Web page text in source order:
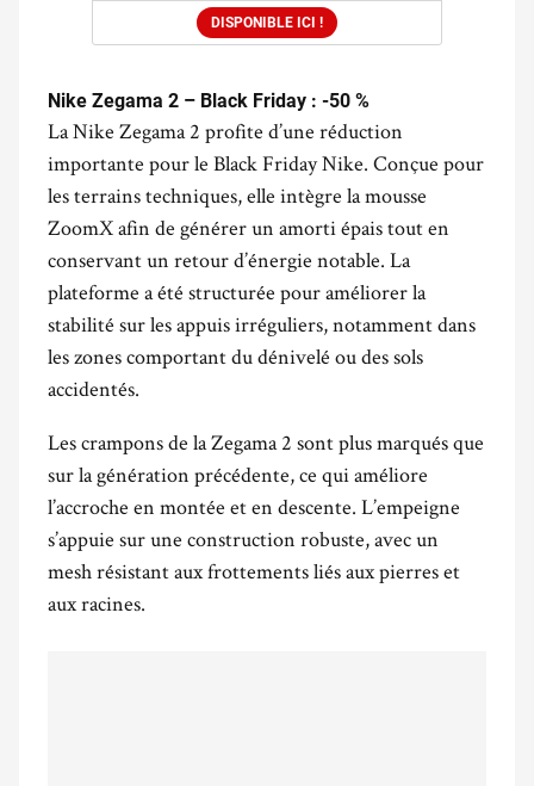
DISPONIBLE ICI !
Nike Zegama 2 – Black Friday : -50 %
La Nike Zegama 2 profite d’une réduction
importante pour le Black Friday Nike. Conçue pour
les terrains techniques, elle intègre la mousse
ZoomX afin de générer un amorti épais tout en
conservant un retour d’énergie notable. La
plateforme a été structurée pour améliorer la
stabilité sur les appuis irréguliers, notamment dans
les zones comportant du dénivelé ou des sols
accidentés.
Les crampons de la Zegama 2 sont plus marqués que
sur la génération précédente, ce qui améliore
l’accroche en montée et en descente. L’empeigne
s’appuie sur une construction robuste, avec un
mesh résistant aux frottements liés aux pierres et
aux racines.